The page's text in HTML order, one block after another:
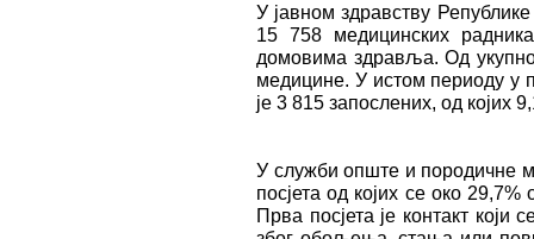
У јавном здравству
15 758 медицинских
домовима здравља. Од
медицине. У истом периоду у
је 3 815 запослених, од којих
У служби опште и породичне
посјета од којих се око
Прва посјета је контакт